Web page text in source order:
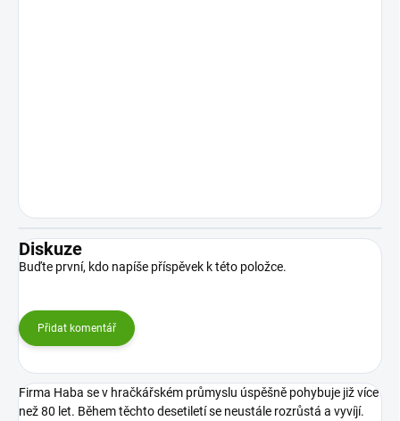
Diskuze
Buďte první, kdo napíše příspěvek k této položce.
Přidat komentář
Firma Haba se v hračkářském průmyslu úspěšně pohybuje již více
než 80 let. Během těchto desetiletí se neustále rozrůstá a vyvíjí.